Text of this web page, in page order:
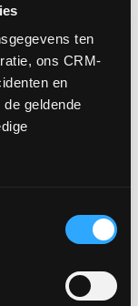
ten
ons CRM-
en
geldende
continu te
de beste
zoekwoorden